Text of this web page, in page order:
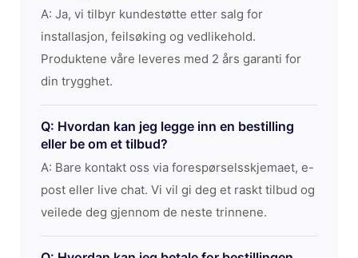
A: Ja, vi tilbyr kundestøtte etter salg for
installasjon, feilsøking og vedlikehold.
Produktene våre leveres med 2 års garanti for
din trygghet.
Q: Hvordan kan jeg legge inn en bestilling
eller be om et tilbud?
A: Bare kontakt oss via forespørselsskjemaet, e-
post eller live chat. Vi vil gi deg et raskt tilbud og
veilede deg gjennom de neste trinnene.